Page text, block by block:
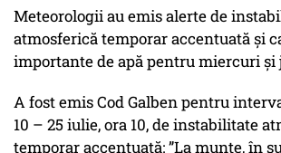
Meteorologii au emis alerte de
atmosferică temporar accentuată și
importante de apă pentru miercuri și
A fost emis Cod Galben pentru
10 – 25 iulie, ora 10, de instabilitate
temporar accentuată: ”La munte, în